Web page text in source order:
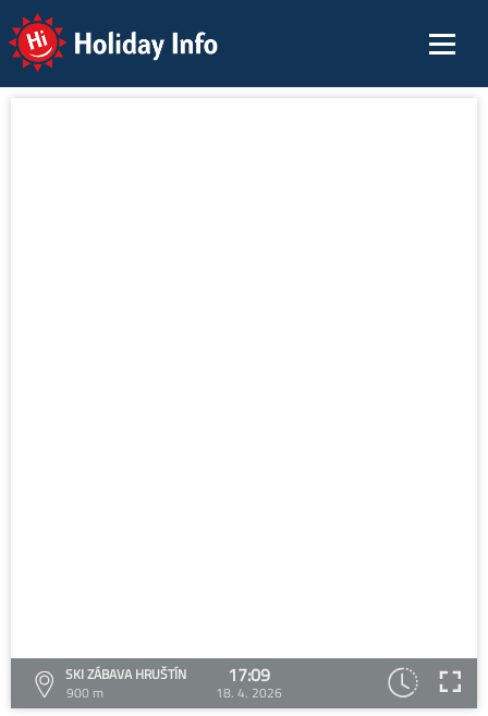
Holiday Info
SKI ZÁBAVA HRUŠTÍN
900 m
17:09
18. 4. 2026